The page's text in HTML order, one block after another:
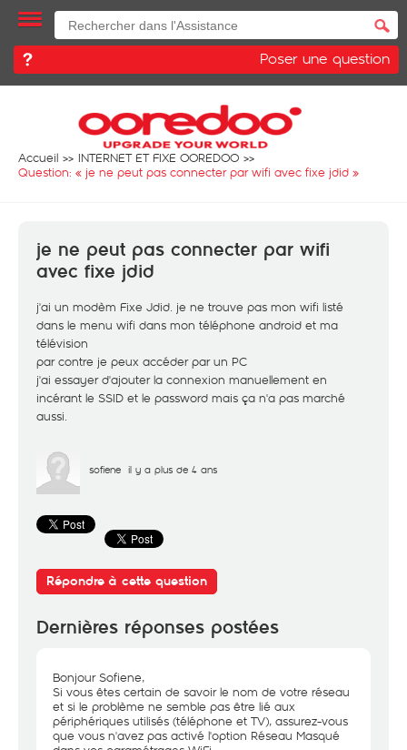
Poser une question
Accueil
INTERNET ET FIXE OOREDOO
Question: « je ne peut pas connecter par wifi avec fixe jdid »
je ne peut pas connecter par wifi
avec fixe jdid
j'ai un modèm Fixe Jdid. je ne trouve pas mon wifi listé
dans le menu wifi dans mon téléphone android et ma
télévision
par contre je peux accéder par un PC
j'ai essayer d'ajouter la connexion manuellement en
incérant le SSID et le password mais ça n'a pas marché
aussi.
sofiene il y a plus de 4 ans
Répondre à cette question
Dernières réponses postées
Bonjour Sofiene,
Si vous êtes certain de savoir le nom de votre réseau
et si le problème ne semble pas être lié aux
périphériques utilisés (téléphone et TV), assurez-vous
que vous n'avez pas activé l'option Réseau Masqué